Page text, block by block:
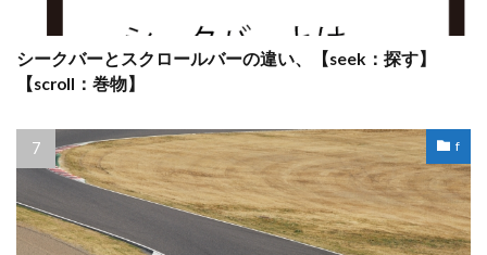
シークバーとスクロールバーの違い、【seek：探す】
【scroll：巻物】
f